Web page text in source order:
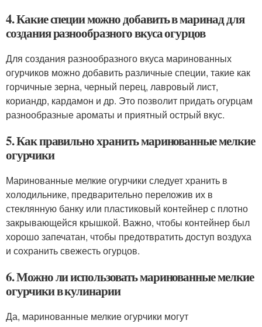
4. Какие специи можно добавить в маринад для
создания разнообразного вкуса огурцов
Для создания разнообразного вкуса маринованных
огурчиков можно добавить различные специи, такие как
горчичные зерна, черный перец, лавровый лист,
кориандр, кардамон и др. Это позволит придать огурцам
разнообразные ароматы и приятный острый вкус.
5. Как правильно хранить маринованные мелкие
огурчики
Маринованные мелкие огурчики следует хранить в
холодильнике, предварительно переложив их в
стеклянную банку или пластиковый контейнер с плотно
закрывающейся крышкой. Важно, чтобы контейнер был
хорошо запечатан, чтобы предотвратить доступ воздуха
и сохранить свежесть огурцов.
6. Можно ли использовать маринованные мелкие
огурчики в кулинарии
Да, маринованные мелкие огурчики могут